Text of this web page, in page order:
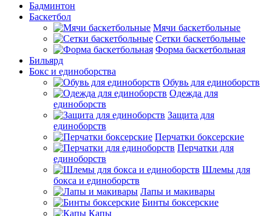
Бадминтон
Баскетбол
Мячи баскетбольные
Сетки баскетбольные
Форма баскетбольная
Бильярд
Бокс и единоборства
Обувь для единоборств
Одежда для
единоборств
Защита для
единоборств
Перчатки боксерские
Перчатки для
единоборств
Шлемы для
бокса и единоборств
Лапы и макивары
Бинты боксерские
Капы